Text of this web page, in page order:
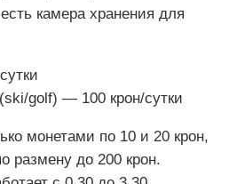
камера хранения для
golf) — 100 крон/сутки
монетами по 10 и 20 крон,
размену до 200 крон.